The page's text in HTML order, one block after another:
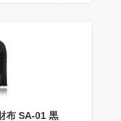
布 SA-01 黒